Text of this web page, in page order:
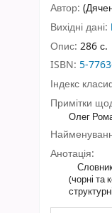
Автор:
Вихідні дані:
Опис: 286 с.
ISBN: 5-
Індекс
Примітки
Олег
Анотація:
(чорні та